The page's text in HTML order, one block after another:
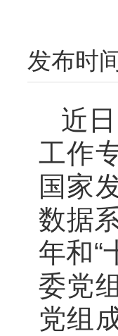
发布时
近
工作
国家
数据
年和“
委党
党组